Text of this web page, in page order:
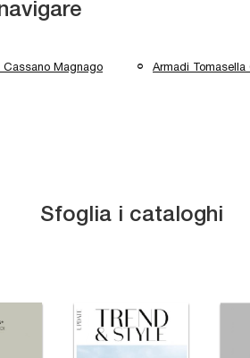
Cassano Magnago Armadi Tomasella
Sfoglia i cataloghi